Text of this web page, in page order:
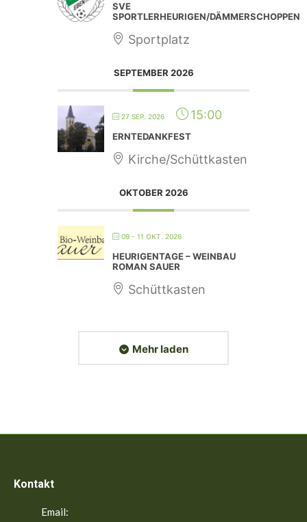
SVE
SPORTLERHEURIGEN/DÄMMERSCHOPPEN
Sportplatz
SEPTEMBER 2026
27 SEP. 2026 15:00
ERNTEDANKFEST
Kirche/Schüttkasten
OKTOBER 2026
09 - 11 OKT. 2026
HEURIGENTAGE – WEINBAU
ROMAN SAUER
Schüttkasten
Mehr laden
Kontakt
Email: